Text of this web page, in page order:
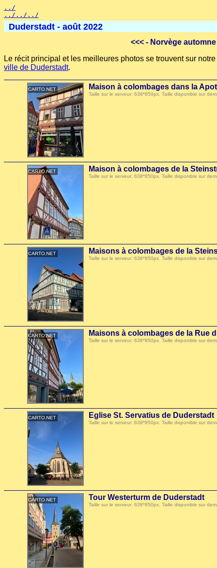
../
../../../
Duderstadt - août 2022
<<<- Norvège
Le récit principal et les meilleures photos se trouvent sur
ville de Duderstadt.
Maison à colombages dans la
Taille sur le serveur: 638*850px. Taille disponible sur
Maison à colombages de la
Taille sur le serveur: 638*850px. Taille disponible sur
Maisons à colombages de la
Taille sur le serveur: 638*850px. Taille disponible sur
Maisons à colombages de la Rue
Taille sur le serveur: 638*850px. Taille disponible sur
Eglise St. Servatius de Duderstadt
Taille sur le serveur: 638*850px. Taille disponible sur
Tour Westerturm de Duderstadt
Taille sur le serveur: 638*850px. Taille disponible sur